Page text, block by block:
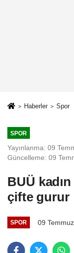
Haberler Spor
SPOR
Yayınlanma: 09
Güncelleme: 09
BUÜ
çifte gurur
SPOR 09